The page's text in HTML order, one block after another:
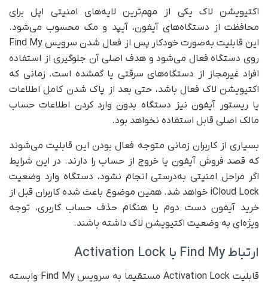
اکتیویشن لاک یکی از مهم‌ترین لایه‌های امنیتی اپل برای
محافظت از دستگاه‌های آیفون، آیپد و مک محسوب می‌شود.
این قابلیت به‌صورت خودکار پس از فعال شدن سرویس Find My
روی دستگاه فعال می‌شود و هدف اصلی آن جلوگیری از استفاده
افراد غیرمجاز از دستگاه‌های سرقتی یا گمشده است. زمانی که
اکتیویشن لاک فعال باشد، حتی بعد از پاک شدن کامل اطلاعات
یا ریستور آیفون نیز دستگاه بدون وارد کردن اطلاعات حساب
مالک اصلی قابل استفاده نخواهد بود.
بسیاری از کاربران زمانی متوجه فعال بودن این قابلیت می‌شوند
که قصد فروش آیفون یا خروج از حساب را دارند. در این شرایط
اگر مراحل امنیتی به‌درستی انجام نشود، دستگاه وارد وضعیت
iCloud Lock خواهد شد. همین موضوع باعث شده کاربران قبل از
خرید آیفون دست دوم یا هنگام حذف حساب کاربری، توجه
ویژه‌ای به وضعیت اکتیویشن لاک داشته باشند.
ارتباط Find My با Activation Lock
قابلیت Activation Lock مستقیما به سرویس Find My وابسته